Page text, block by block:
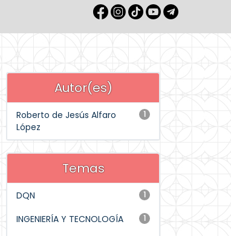
Autor(es)
1
Roberto de Jesús Alfaro
López
Temas
1
DQN
1
INGENIERÍA Y TECNOLOGÍA